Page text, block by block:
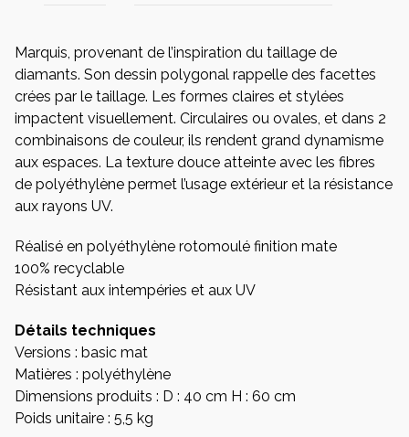
Marquis, provenant de l’inspiration du taillage de
diamants. Son dessin polygonal rappelle des facettes
crées par le taillage. Les formes claires et stylées
impactent visuellement. Circulaires ou ovales, et dans 2
combinaisons de couleur, ils rendent grand dynamisme
aux espaces. La texture douce atteinte avec les fibres
de polyéthylène permet l’usage extérieur et la résistance
aux rayons UV.
Réalisé en polyéthylène rotomoulé finition mate
100% recyclable
Résistant aux intempéries et aux UV
Détails techniques
Versions : basic mat
Matières : polyéthylène
Dimensions produits : D : 40 cm H : 60 cm
Poids unitaire : 5,5 kg